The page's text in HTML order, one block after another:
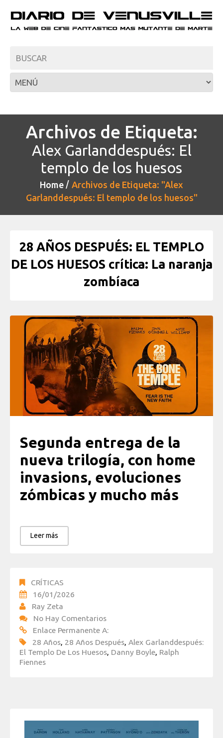
Archivos de Etiqueta:
Alex Garlanddespués: El
templo de los huesos
Home
Archivos de Etiqueta: "Alex
Garlanddespués: El templo de los huesos"
28 AÑOS DESPUÉS: EL TEMPLO
DE LOS HUESOS crítica: La naranja
zombíaca
Segunda entrega de la
nueva trilogía, con home
invasions, evoluciones
zómbicas y mucho más
Leer más
CRÍTICAS
16/01/2026
Ray Zeta
No Hay Comentarios
Enlace Permanente A:
28 Años, 28 Años Después, Alex Garlanddespués:
El Templo De Los Huesos, Danny Boyle, Ralph
Fiennes